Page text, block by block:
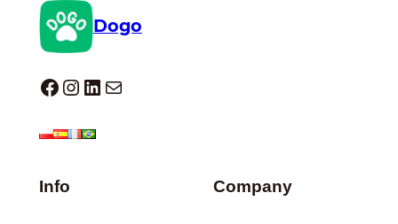
Dogo
Dogo facebook InstagramLinkedIn E-Mail
Info Company